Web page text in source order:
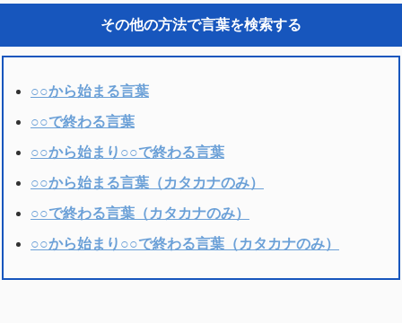
その他の方法で言葉を検索する
○○から始まる言葉
○○で終わる言葉
○○から始まり○○で終わる言葉
○○から始まる言葉（カタカナのみ）
○○で終わる言葉（カタカナのみ）
○○から始まり○○で終わる言葉（カタカナのみ）